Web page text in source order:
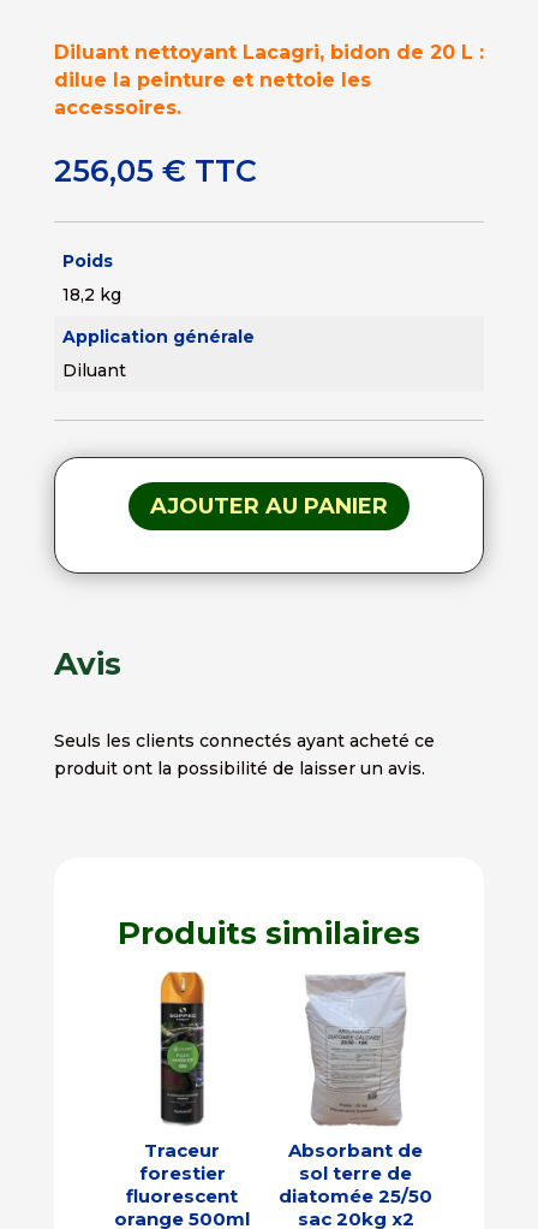
Diluant nettoyant Lacagri, bidon de 20 L :
dilue la peinture et nettoie les
accessoires.
256,05 € TTC
Poids
18,2 kg
Application générale
Diluant
AJOUTER AU PANIER
Avis
Seuls les clients connectés ayant acheté ce
produit ont la possibilité de laisser un avis.
Produits similaires
Traceur
forestier
fluorescent
orange 500ml
Absorbant de
sol terre de
diatomée 25/50
sac 20kg x2